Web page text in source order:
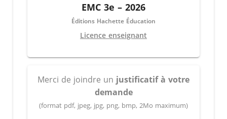
EMC 3e – 2026
Éditions Hachette Éducation
Licence enseignant
Merci de joindre un justificatif à votre
demande
(format pdf, jpeg, jpg, png, bmp, 2Mo maximum)